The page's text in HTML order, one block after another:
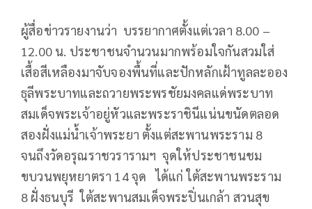
ผู้สื่อข่าวรายงานว่า บรรยากาศตั้งแต่เวลา 8.00 –
12.00 น. ประชาชนจำนวนมากพร้อมใจกันสวมใส่
เสื้อสีเหลืองมาจับจองพื้นที่และปักหลักเฝ้าทูลละออง
ธุลีพระบาทและถวายพระพรชัยมงคลแด่พระบาท
สมเด็จพระเจ้าอยู่หัวและพระราชินีแน่นขนัดตลอด
สองฝั่งแม่น้ำเจ้าพระยา ตั้งแต่สะพานพระราม 8
จนถึงวัดอรุณราชวรารามฯ จุดให้ประชาชนชม
ขบวนพยุหยาตรา 14 จุด ได้แก่ ใต้สะพานพระราม
8 ฝั่งธนบุรี ใต้สะพานสมเด็จพระปิ่นเกล้า สวนสุข